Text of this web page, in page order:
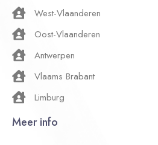
West-Vlaanderen
Oost-Vlaanderen
Antwerpen
Vlaams Brabant
Limburg
Meer info